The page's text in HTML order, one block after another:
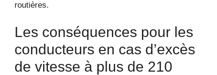
routières.
Les conséquences pour les
conducteurs en cas d’excès
de vitesse à plus de 210